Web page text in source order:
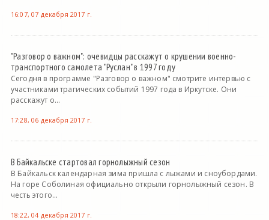
16:07, 07 декабря 2017 г.
"Разговор о важном": очевидцы расскажут о крушении военно-
транспортного самолета "Руслан" в 1997 году
Сегодня в программе "Разговор о важном" смотрите интервью с
участниками трагических событий 1997 года в Иркутске. Они
расскажут о...
17:28, 06 декабря 2017 г.
В Байкальске стартовал горнолыжный сезон
В Байкальск календарная зима пришла с лыжами и сноубордами.
На горе Соболиная официально открыли горнолыжный сезон. В
честь этого...
18:22, 04 декабря 2017 г.